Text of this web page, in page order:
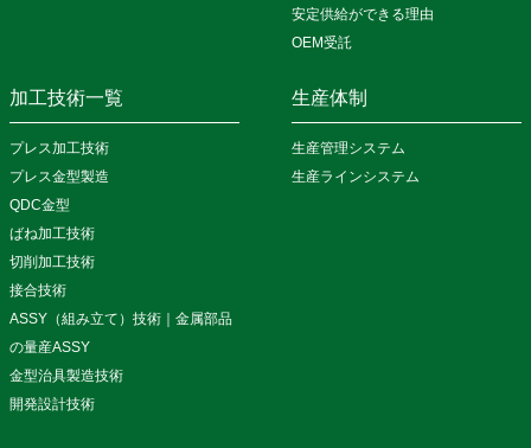
安定供給ができる理由
OEM受託
加工技術一覧
プレス加工技術
プレス金型製造
QDC金型
ばね加工技術
切削加工技術
接合技術
ASSY（組み立て）技術｜金属部品
の量産ASSY
金型治具製造技術
開発設計技術
生産体制
生産管理システム
生産ラインシステム